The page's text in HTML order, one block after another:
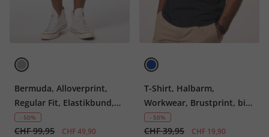
Bermuda, Alloverprint,
Regular Fit, Elastikbund,
bis 8 XL
- 50%
CHF 99,95 CHF 49,90
T-Shirt, Halbarm,
Workwear, Brustprint, bis
8 XL
- 50%
CHF 39,95 CHF 19,90